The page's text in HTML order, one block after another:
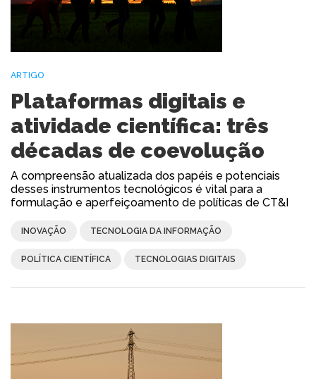
ARTIGO
Plataformas digitais e
atividade científica: três
décadas de coevolução
A compreensão atualizada dos papéis e potenciais
desses instrumentos tecnológicos é vital para a
formulação e aperfeiçoamento de políticas de CT&I
INOVAÇÃO TECNOLOGIA DA INFORMAÇÃO
POLÍTICA CIENTÍFICA TECNOLOGIAS DIGITAIS